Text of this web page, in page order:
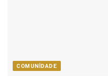
COMUNIDADE